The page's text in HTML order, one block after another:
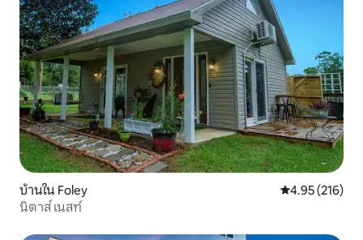
บ้านใน Foley คะแนนเฉลี่ย
4.95 (216)
นิตาส์ เนสท์